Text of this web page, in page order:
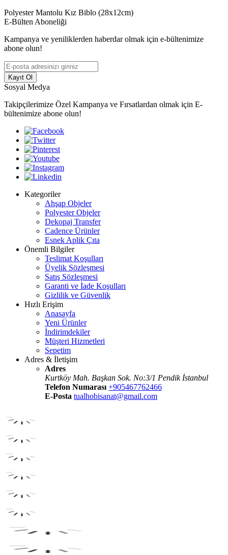
Polyester Mantolu Kız Biblo (28x12cm)
E-Bülten Aboneliği
Kampanya ve yeniliklerden haberdar olmak için e-bültenimize
abone olun!
Kayıt Ol
Sosyal Medya
Takipçilerimize Özel Kampanya ve Fırsatlardan olmak için E-
bültenimize abone olun!
Kategoriler
Ahşap Objeler
Polyester Objeler
Dekopaj Transfer
Cadence Ürünler
Esnek Aplik Çıta
Önemli Bilgiler
Teslimat Koşulları
Üyelik Sözleşmesi
Satış Sözleşmesi
Garanti ve İade Koşulları
Gizlilik ve Güvenlik
Hızlı Erişim
Anasayfa
Yeni Ürünler
İndirimdekiler
Müşteri Hizmetleri
Sepetim
Adres & İletişim
Adres
Kurtköy Mah. Başkan Sok. No:3/1 Pendik İstanbul
Telefon Numarası +905467762466
E-Posta tualhobisanat@gmail.com